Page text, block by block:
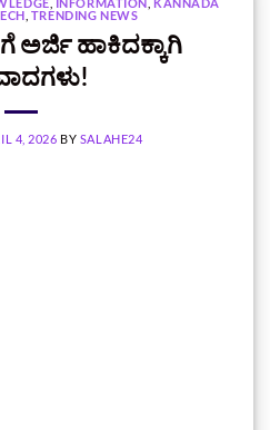
TRENDING NEWS
ಅರ್ಜಿ ಹಾಕಿದಕ್ಕಾಗಿ
4, 2026 BY SALAHE24